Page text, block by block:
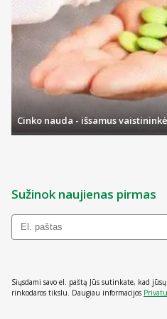
Cinko nauda - išsamus
Sužinok naujienas pirmas
Siųsdami savo el. paštą Jūs sutinkate, kad
rinkodaros tikslu. Daugiau informacijos